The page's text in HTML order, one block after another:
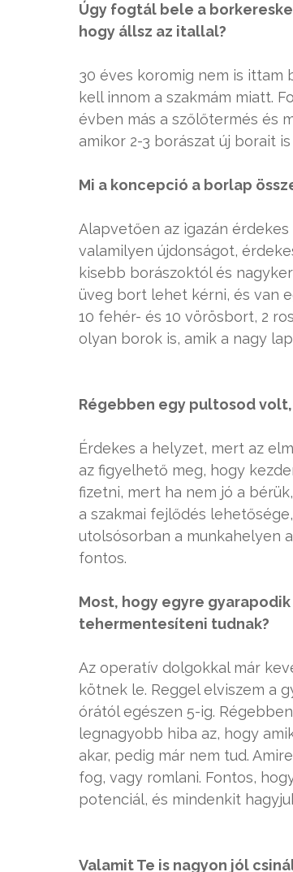
Úgy fogtál bele a
hogy állsz az itallal?
30 éves koromig nem is ittam
kell innom a szakmám miatt.
évben más a szőlőtermés és
amikor 2-3 borászat új borait
Mi a koncepció a borlap
Alapvetően az igazán
valamilyen újdonságot,
kisebb borászoktól és
üveg bort lehet kérni, és van
10 fehér- és 10 vörösbort, 2
olyan borok is, amik a nagy
Régebben egy pultosod
Érdekes a helyzet, mert az
az figyelhető meg, hogy
fizetni, mert ha nem jó a
a szakmai fejlődés
utolsósorban a munkahelyen
fontos.
Most, hogy egyre
tehermentesíteni tudnak?
Az operatív dolgokkal már
kötnek le. Reggel elviszem a
órától egészen 5-ig.
legnagyobb hiba az, hogy
akar, pedig már nem tud.
fog, vagy romlani. Fontos,
potenciál, és mindenkit
Valamit Te is nagyon jól